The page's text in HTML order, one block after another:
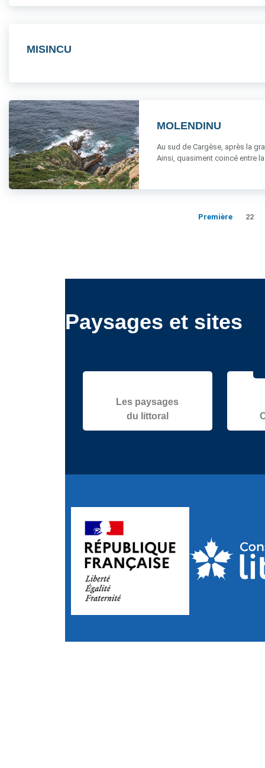
MISINCU
MOLENDINU
Au sud de Cargèse, après la
Ainsi, quasiment coincé entre la
Première 22
Paysages et sites
Les paysages
du littoral